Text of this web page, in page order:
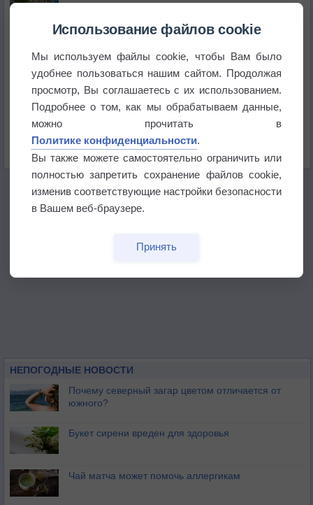
В Приморье обнаружены морские волны тепла
бабочек
Погода в Екатеринбурге 6 августа
Погода в Краснодаре 6 августа
НЕПОГОДНЫЕ НОВОСТИ
Почему северный загар цветом отличается от
южного?
Букет сирени вреден для здоровья
Чай матча может помочь аллергикам
Использование файлов cookie
Мы используем файлы cookie, чтобы Вам было
удобнее пользоваться нашим сайтом. Продолжая
просмотр, Вы соглашаетесь с их использованием.
Подробнее о том, как мы обрабатываем данные,
можно прочитать в
Политике конфиденциальности.
Вы также можете самостоятельно ограничить или
полностью запретить сохранение файлов cookie,
изменив соответствующие настройки безопасности
в Вашем веб-браузере.
Принять